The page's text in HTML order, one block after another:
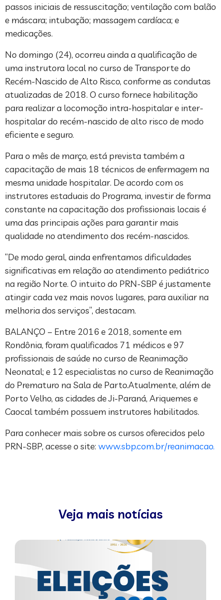
passos iniciais de ressuscitação; ventilação com balão
e máscara; intubação; massagem cardíaca; e
medicações.
No domingo (24), ocorreu ainda a qualificação de
uma instrutora local no curso de Transporte do
Recém-Nascido de Alto Risco, conforme as condutas
atualizadas de 2018. O curso fornece habilitação
para realizar a locomoção intra-hospitalar e inter-
hospitalar do recém-nascido de alto risco de modo
eficiente e seguro.
Para o mês de março, está prevista também a
capacitação de mais 18 técnicos de enfermagem na
mesma unidade hospitalar. De acordo com os
instrutores estaduais do Programa, investir de forma
constante na capacitação dos profissionais locais é
uma das principais ações para garantir mais
qualidade no atendimento dos recém-nascidos.
“De modo geral, ainda enfrentamos dificuldades
significativas em relação ao atendimento pediátrico
na região Norte. O intuito do PRN-SBP é justamente
atingir cada vez mais novos lugares, para auxiliar na
melhoria dos serviços”, destacam.
BALANÇO – Entre 2016 e 2018, somente em
Rondônia, foram qualificados 71 médicos e 97
profissionais de saúde no curso de Reanimação
Neonatal; e 12 especialistas no curso de Reanimação
do Prematuro na Sala de Parto.Atualmente, além de
Porto Velho, as cidades de Ji-Paraná, Ariquemes e
Caocal também possuem instrutores habilitados.
Para conhecer mais sobre os cursos oferecidos pelo
PRN-SBP, acesse o site: www.sbp.com.br/reanimacao.
Veja mais notícias